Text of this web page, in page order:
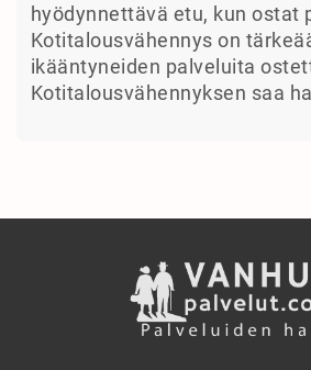
hyödynnettävä etu, kun ostat
Kotitalousvähennys on
ikääntyneiden palveluita
Kotitalousvähennyksen saa